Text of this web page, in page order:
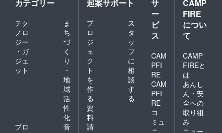
カテゴリー
テク
ノロ
ジー
・ガ
ジェ
ット
ま
ち
づ
く
り
・
地
域
活
性
化
プロ
音
起案サポート
プ
ロ
ジ
ェ
ク
ト
を
作
る
ス
タ
ッ
フ
に
相
談
す
る
資
料
請
サ
ー
ビ
ス
CAM
PFI
RE
CAM
PFI
RE
コ
ミュ
ニ
CAMP
FIRE
につい
て
CAMP
FIREと
は
あんし
ん・安
全への
取り組
み
ニュー